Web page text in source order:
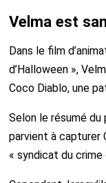
Velma est
Dans le film
d’Halloween »,
Coco Diablo, une
Selon le résumé du
parvient à capturer
« syndicat du